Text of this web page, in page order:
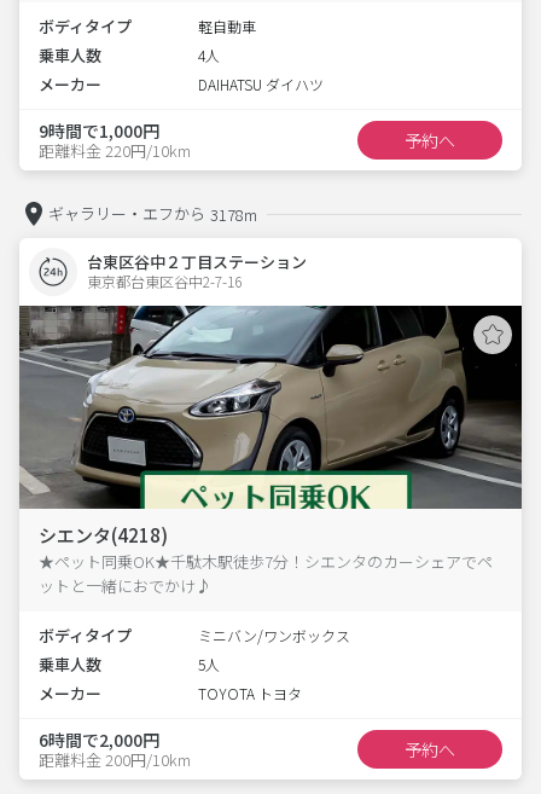
ボディタイプ 軽自動車
乗車人数 4人
メーカー DAIHATSU ダイハツ
9時間で1,000円
距離料金 220円/10km 予約へ
ギャラリー・エフから 3178m
台東区谷中２丁目ステーション
東京都台東区谷中2-7-16
シエンタ(4218)
★ペット同乗OK★千駄木駅徒歩7分！シエンタのカーシェアでペ
ットと一緒におでかけ♪
ボディタイプ ミニバン/ワンボックス
乗車人数 5人
メーカー TOYOTA トヨタ
6時間で2,000円
距離料金 200円/10km 予約へ